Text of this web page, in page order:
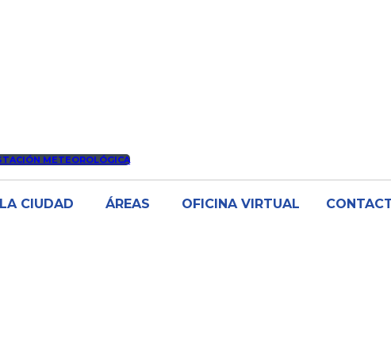
METEOROLÓGICA
LA CIUDAD ÁREAS OFICINA VIRTUAL